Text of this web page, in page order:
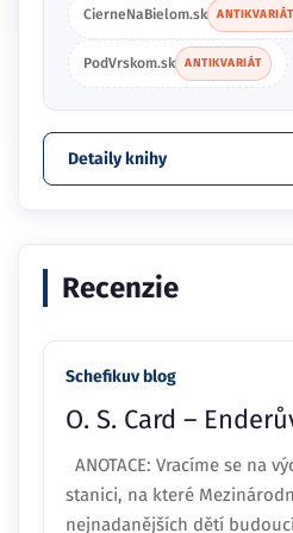
CierneNaBielom.sk ANTIKVARIÁT
PodVrskom.sk ANTIKVARIÁT
Detaily knihy
Recenzie
Schefikuv blog
O. S. Card –
ANOTACE: Vracíme se na
stanici, na které
nejnadanějších dětí